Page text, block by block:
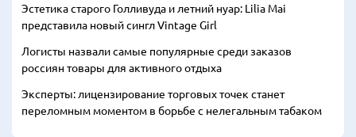
Эстетика старого Голливуда и летний нуар: Lilia Mai
представила новый сингл Vintage Girl
Логисты назвали самые популярные среди заказов
россиян товары для активного отдыха
Эксперты: лицензирование торговых точек станет
переломным моментом в борьбе с нелегальным табаком